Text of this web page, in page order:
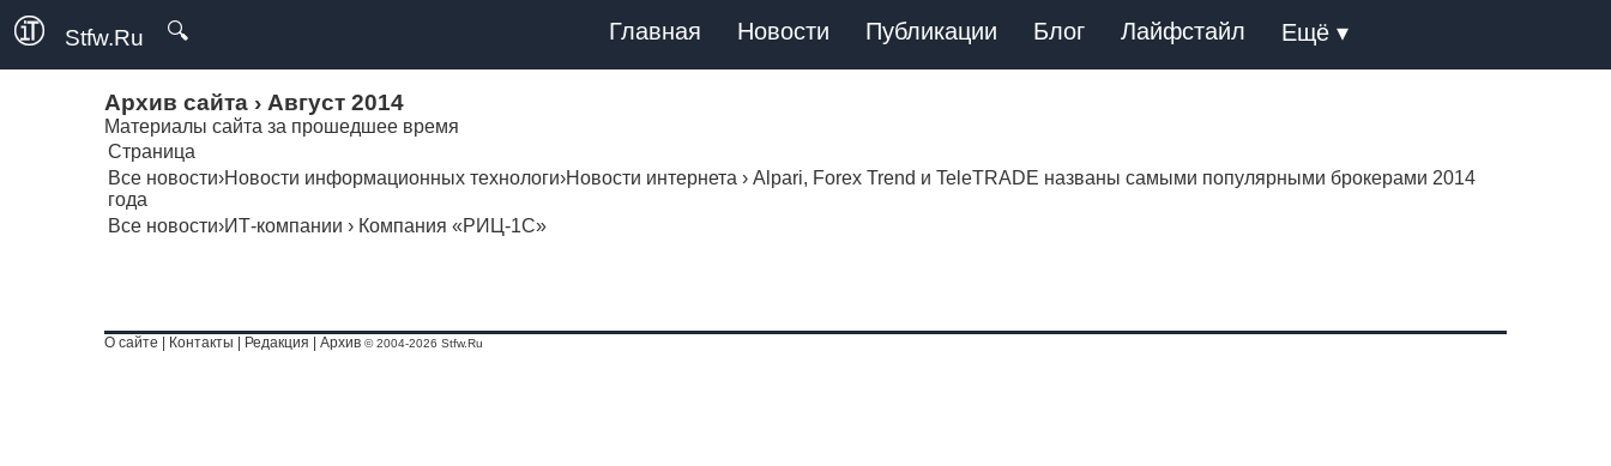
Stfw.Ru 🔍 Главная Новости Публикации Блог Лайфстайл Ещё ▾
Архив сайта › Август 2014
Материалы сайта за прошедшее время
Страница
Все новости›Новости информационных технологи›Новости интернета › Alpari, Forex Trend и TeleTRADE названы самыми популярными брокерами 2014
года
Все новости›ИТ-компании › Компания «РИЦ-1С»
О сайте Контакты Редакция Архив © 2004-2026 Stfw.Ru